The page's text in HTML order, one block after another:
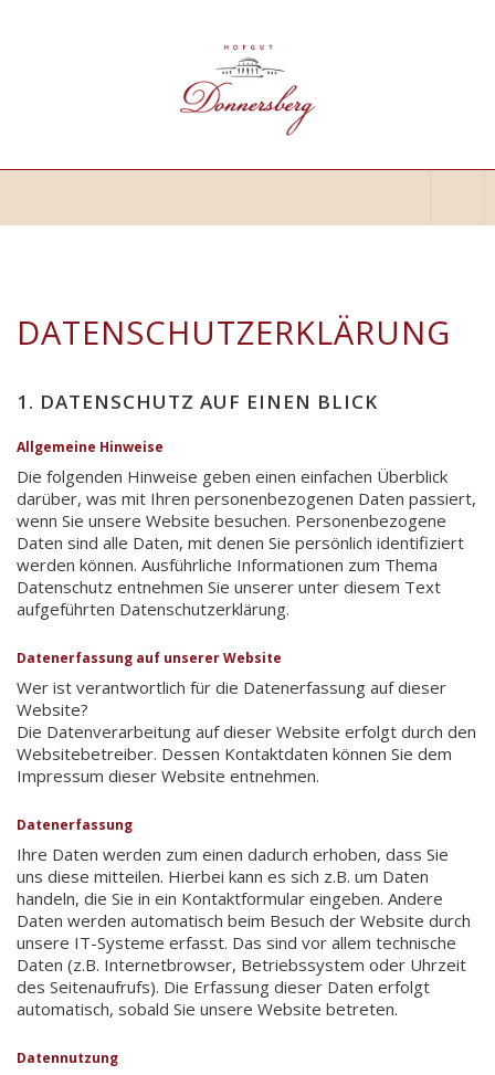
DATENSCHUTZERKLÄRUNG
1. DATENSCHUTZ AUF EINEN BLICK
Allgemeine Hinweise
Die folgenden Hinweise geben einen einfachen Überblick
darüber, was mit Ihren personenbezogenen Daten passiert,
wenn Sie unsere Website besuchen. Personenbezogene
Daten sind alle Daten, mit denen Sie persönlich identifiziert
werden können. Ausführliche Informationen zum Thema
Datenschutz entnehmen Sie unserer unter diesem Text
aufgeführten Datenschutzerklärung.
Datenerfassung auf unserer Website
Wer ist verantwortlich für die Datenerfassung auf dieser
Website?
Die Datenverarbeitung auf dieser Website erfolgt durch den
Websitebetreiber. Dessen Kontaktdaten können Sie dem
Impressum dieser Website entnehmen.
Datenerfassung
Ihre Daten werden zum einen dadurch erhoben, dass Sie
uns diese mitteilen. Hierbei kann es sich z.B. um Daten
handeln, die Sie in ein Kontaktformular eingeben. Andere
Daten werden automatisch beim Besuch der Website durch
unsere IT-Systeme erfasst. Das sind vor allem technische
Daten (z.B. Internetbrowser, Betriebssystem oder Uhrzeit
des Seitenaufrufs). Die Erfassung dieser Daten erfolgt
automatisch, sobald Sie unsere Website betreten.
Datennutzung